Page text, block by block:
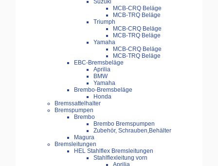
Suzuki
MCB-CRQ Beläge
MCB-TRQ Beläge
Triumph
MCB-CRQ Beläge
MCB-TRQ Beläge
Yamaha
MCB-CRQ Beläge
MCB-TRQ Beläge
EBC-Bremsbeläge
Aprilia
BMW
Yamaha
Brembo-Bremsbeläge
Honda
Bremssattelhalter
Bremspumpen
Brembo
Brembo Bremspumpen
Zubehör, Schrauben,Behälter
Magura
Bremsleitungen
HEL Stahlflex Bremsleitungen
Stahlflexleitung vorn
Aprilia